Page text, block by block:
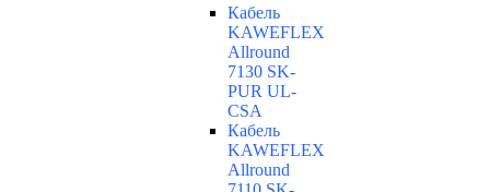
Кабель
KAWEFLEX
Allround
7130 SK-
PUR UL-
CSA
Кабель
KAWEFLEX
Allround